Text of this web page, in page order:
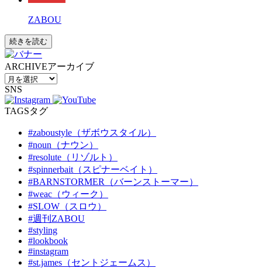
ZABOU
続きを読む
ARCHIVEアーカイブ
SNS
TAGSタグ
#zaboustyle（ザボウスタイル）
#noun（ナウン）
#resolute（リゾルト）
#spinnerbait（スピナーベイト）
#BARNSTORMER（バーンストーマー）
#weac（ウィーク）
#SLOW（スロウ）
#週刊ZABOU
#styling
#lookbook
#instagram
#st.james（セントジェームス）